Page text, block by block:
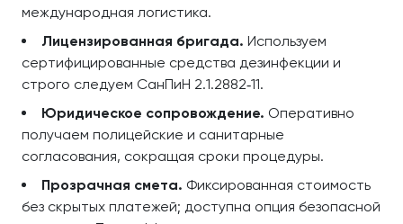
международная логистика.
Лицензированная бригада. Используем
сертифицированные средства дезинфекции и
строго следуем СанПиН 2.1.2882‑11.
Юридическое сопровождение. Оперативно
получаем полицейские и санитарные
согласования, сокращая сроки процедуры.
Прозрачная смета. Фиксированная стоимость
без скрытых платежей; доступна опция безопасной